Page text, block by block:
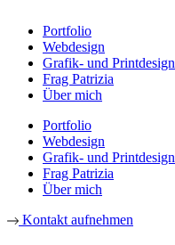
Portfolio
Webdesign
Grafik- und Printdesign
Frag Patrizia
Über mich
Portfolio
Webdesign
Grafik- und Printdesign
Frag Patrizia
Über mich
Kontakt aufnehmen